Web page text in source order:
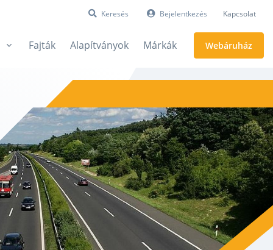
Keresés Bejelentkezés Kapcsolat
Fajták Alapítványok Márkák Webáruház